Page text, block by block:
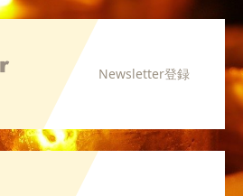
Newsletter登録